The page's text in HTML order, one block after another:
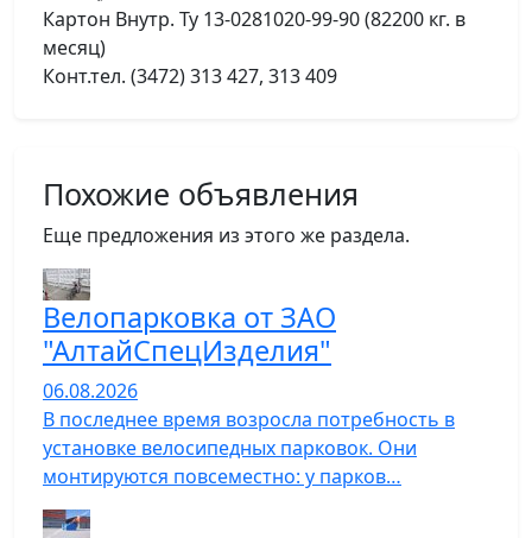
Картон Внутр. Ту 13-0281020-99-90 (82200 кг. в
месяц)
Конт.тел. (3472) 313 427, 313 409
Похожие объявления
Еще предложения из этого же раздела.
Велопарковка от ЗАО
"АлтайСпецИзделия"
06.08.2026
В последнее время возросла потребность в
установке велосипедных парковок. Они
монтируются повсеместно: у парков…